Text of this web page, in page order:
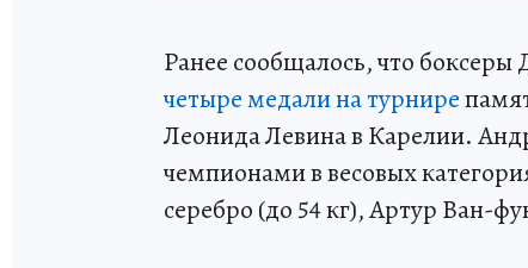
Ранее сообщалось, что
четыре медали на турнире
Леонида Левина в Карелии.
чемпионами в весовых
серебро (до 54 кг), Артур Ван-